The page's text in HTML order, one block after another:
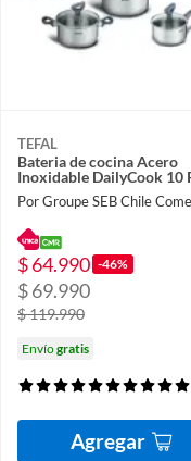
TEFAL
Bateria de cocina Acero
Inoxidable DailyCook 10
$ 64.990 -46%
$ 69.990
$ 119.990
Envíogratis
Agregar